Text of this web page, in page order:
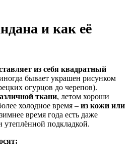
и как её
из себя квадратный
бывает украшен рисунком
огурцов до черепов).
ткани, летом хороши
холодное время – из кожи или
время года есть даже
подкладкой.